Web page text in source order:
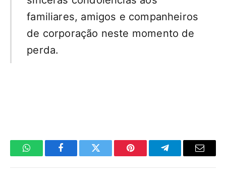
familiares, amigos e companheiros
de corporação neste momento de
perda.
WhatsAppFacebookTwitter Pinterest TelegramaE-